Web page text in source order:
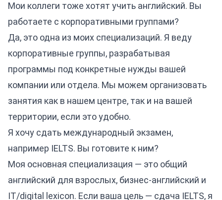
Мои коллеги тоже хотят учить английский. Вы
работаете с корпоративными группами?
Да, это одна из моих специализаций. Я веду
корпоративные группы, разрабатывая
программы под конкретные нужды вашей
компании или отдела. Мы можем организовать
занятия как в нашем центре, так и на вашей
территории, если это удобно.
Я хочу сдать международный экзамен,
например IELTS. Вы готовите к ним?
Моя основная специализация — это общий
английский для взрослых, бизнес-английский и
IT/digital lexicon. Если ваша цель — сдача IELTS, я